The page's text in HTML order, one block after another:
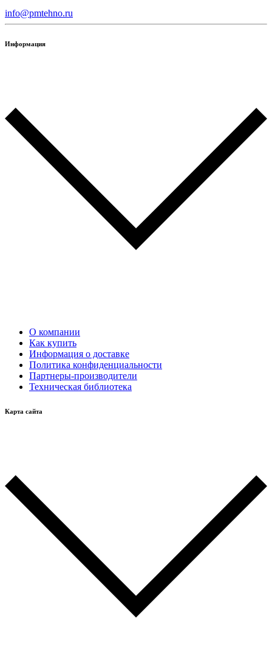
info@pmtehno.ru
Информация
О компании
Как купить
Информация о доставке
Политика конфиденциальности
Партнеры-производители
Техническая библиотека
Карта сайта